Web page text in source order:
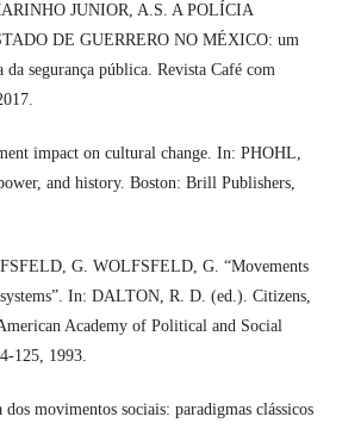
JUNIOR, A.S. A POLÍCIA
DE GUERRERO NO MÉXICO: um
segurança pública. Revista Café com
impact on cultural change. In: PHOHL,
and history. Boston: Brill Publishers,
G. WOLFSFELD, G. “Movements
In: DALTON, R. D. (ed.). Citizens,
Academy of Political and Social
125, 1993.
movimentos sociais: paradigmas clássicos